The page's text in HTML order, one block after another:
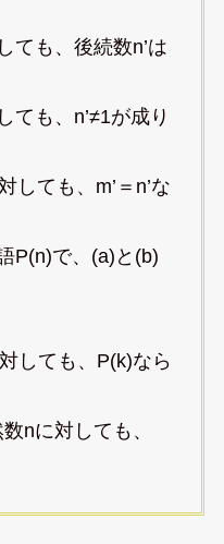
も、後続数n’は
も、n’≠1が成り
ても、m’＝n’な
で、(a)と(b)
ても、P(k)なら
nに対しても、